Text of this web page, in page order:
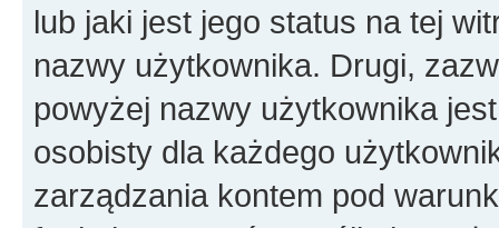
lub jaki jest jego status na tej
nazwy użytkownika. Drugi,
powyżej nazwy użytkownika
osobisty dla każdego
zarządzania kontem pod